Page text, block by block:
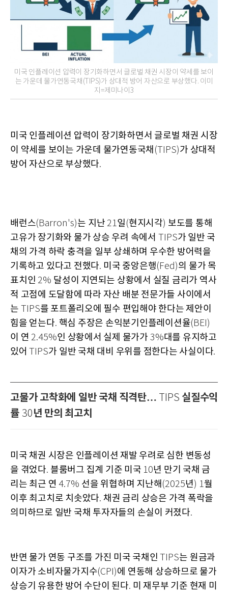
미국 인플레이션 압력이 장기화하면서 글로벌 채권 시장이 약세를 보이
는 가운데 물가연동국채(TIPS)가 상대적 방어 자산으로 부상했다. 이미
지=제미나이3
미국 인플레이션 압력이 장기화하면서 글로벌 채권 시장
이 약세를 보이는 가운데 물가연동국채 (TIPS)가 상대적
방어 자산으로 부상했다.
배런스(Barron's)는 지난 21일 (현지시각) 보도를 통해
고유가 장기화와 물가 상승 우려 속에서 TIPS가 일반 국
채의 가격 하락 충격을 일부 상쇄하며 우수한 방어력을
기록하고 있다고 전했다. 미국 중앙은행(Fed)의 물가 목
표치인 2% 달성이 지연되는 상황에서 실질 금리가 역사
적 고점에 도달함에 따라 자산 배분 전문가들 사이에서
는 TIPS를 포트폴리오에 필수 편입해야 한다는 제안이
힘을 얻는다. 핵심 주장은 손익분기인플레이션율(BEI)
이 연 2.45%인 상황에서 실제 물가가 3%대를 유지하고
있어TIPS가 일반 국채 대비 우위를 점한다는 사실이다.
고물가 고착화에 일반 국채 직격탄… TIPS 실질수익
률 30년 만의 최고치
미국 채권 시장은 인플레이션 재발 우려로 심한 변동성
을 겪었다. 블룸버그 집계 기준 미국 10년 만기 국채 금
리는 최근 연 4.7% 선을 위협하며 지난해 (2025년) 1월
이후 최고치로 치솟았다. 채권 금리 상승은 가격 폭락을
의미하므로 일반 국채 투자자들의 손실이 커졌다.
반면 물가 연동 구조를 가진 미국 국채인TIPS는 원금과
이자가 소비자물가지수(CPI)에 연동해 상승하므로 물가
상승기 유용한 방어 수단이 된다. 미 재무부 기준 현재 미